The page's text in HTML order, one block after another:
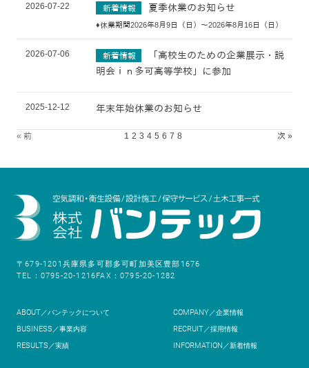
2026-07-22 新着情報 夏季休業のお知らせ
♦休業期間2026年8月9日（日）～2026年8月16日（日）
2026-07-06 新着情報
「高校生のための企業展示・説
明会ｉｎ多可高等学校」に参加
2025-12-12 年末年始休業のお知らせ
« 前 1 2 3 4 5 6 7 8 次 »
〒679-1201 兵庫県多可郡多可町加美区豊部1676
TEL：0795-20-1216FAX：0795-20-1282
ABOUT／バンテックについて COMPANY／企業情報
BUSINESS ／事業内容 RECRUIT／採用情報
RESULTS ／実績 INFORMATION ／新着情報